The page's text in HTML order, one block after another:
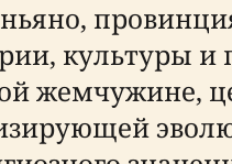
культуры
жемчужине,